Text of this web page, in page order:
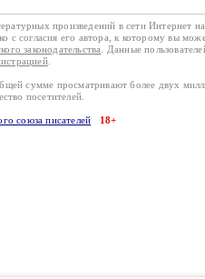
произведений в сети Интернет
с согласия его автора, к которому вы
законодательства . Данные
.
сумме просматривают более двух
посетителей.
союза писателей 18+